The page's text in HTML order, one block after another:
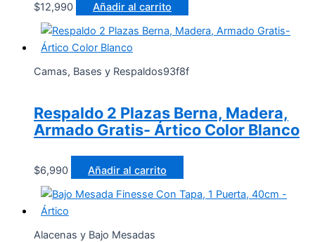
$12,990 Añadir al carrito
Camas, Bases y Respaldos93f8f
Respaldo 2 Plazas Berna, Madera,
Armado Gratis- Ártico Color Blanco
$6,990 Añadir al carrito
Alacenas y Bajo Mesadas